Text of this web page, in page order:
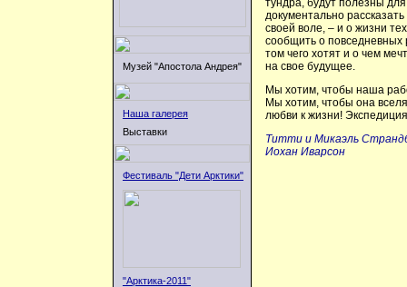
Музей "Апостола Андрея"
Наша галерея
Выставки
Фестиваль "Дети Арктики"
"Арктика-2011"
тундра, будут полезны
документально
своей воле, – и о жизни
сообщить о повседневных
том чего хотят и о чем
на свое будущее.
Мы хотим, чтобы наша
Мы хотим, чтобы она
любви к жизни!
Титти и Микаэль
Иохан Иварсон